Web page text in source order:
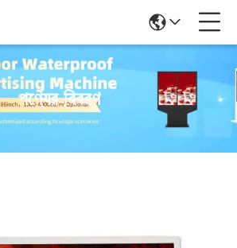
পণ্যের বিবরণ